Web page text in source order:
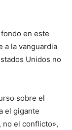
en este
a la vanguardia
Unidos no
sobre el
el gigante
no el conflicto»,